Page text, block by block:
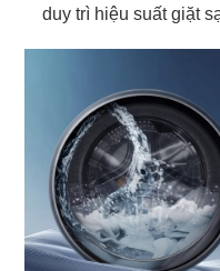
duy trì hiệu suất giặt